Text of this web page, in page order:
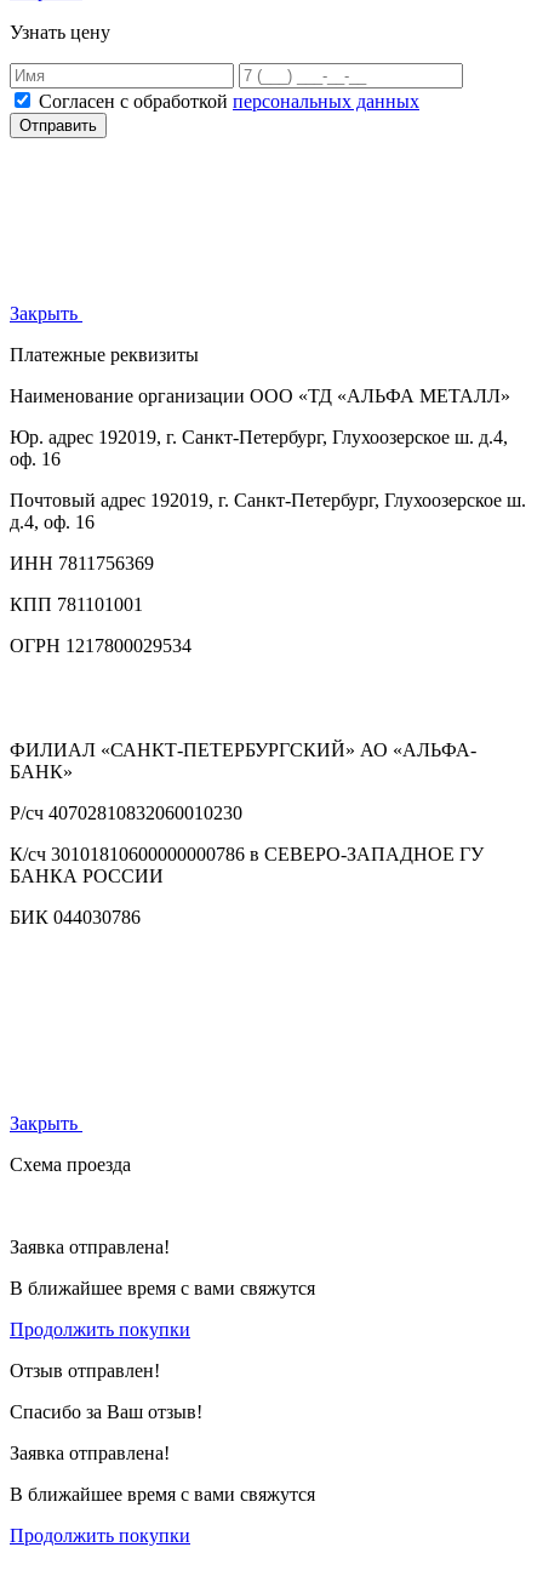
Узнать цену
Согласен с обработкой персональных данных
Отправить
Закрыть
Платежные реквизиты
Наименование организации ООО «ТД «АЛЬФА МЕТАЛЛ»
Юр. адрес 192019, г. Санкт-Петербург, Глухоозерское ш. д.4,
оф. 16
Почтовый адрес 192019, г. Санкт-Петербург, Глухоозерское ш.
д.4, оф. 16
ИНН 7811756369
КПП 781101001
ОГРН 1217800029534
ФИЛИАЛ «САНКТ-ПЕТЕРБУРГСКИЙ» АО «АЛЬФА-
БАНК»
Р/сч 40702810832060010230
К/сч 30101810600000000786 в СЕВЕРО-ЗАПАДНОЕ ГУ
БАНКА РОССИИ
БИК 044030786
Закрыть
Схема проезда
Заявка отправлена!
В ближайшее время с вами свяжутся
Продолжить покупки
Отзыв отправлен!
Спасибо за Ваш отзыв!
Заявка отправлена!
В ближайшее время с вами свяжутся
Продолжить покупки